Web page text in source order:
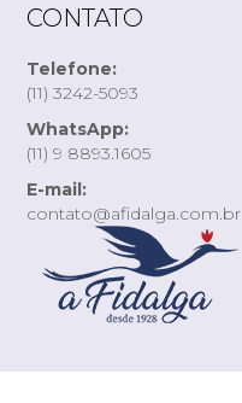
CONTATO
Telefone:
(11) 3242-5093
WhatsApp:
(11) 9 8893.1605
E-mail:
contato@afidalga.com.br